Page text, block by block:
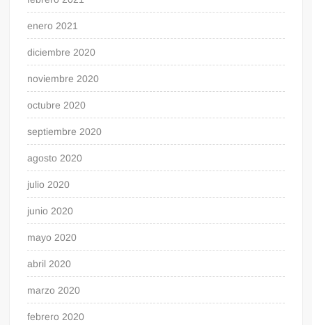
enero 2021
diciembre 2020
noviembre 2020
octubre 2020
septiembre 2020
agosto 2020
julio 2020
junio 2020
mayo 2020
abril 2020
marzo 2020
febrero 2020